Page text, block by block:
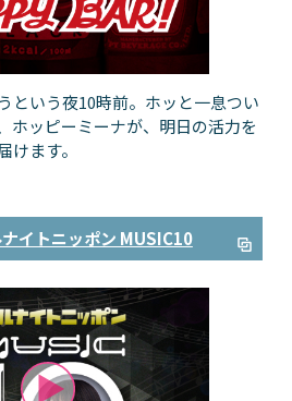
という夜10時前。ホッと一息つい
ホッピーミーナが、明日の活力を
けます。
イトニッポン MUSIC10